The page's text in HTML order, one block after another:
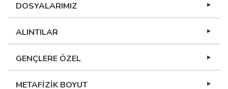
DOSYALARIMIZ
ALINTILAR
GENÇLERE ÖZEL
METAFİZİK BOYUT